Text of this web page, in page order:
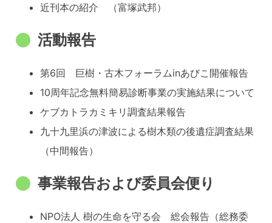
近刊本の紹介 （富塚武邦）
活動報告
第6回 巨樹・古木フォーラムinあびこ開催報告
10周年記念無料簡易診断事業の実施結果について
ケブカトラカミキリ調査結果報告
九十九里浜の津波による樹木類の後遺症調査結果
（中間報告）
事業報告および委員会便り
NPO法人 樹の生命を守る会 総会報告（総務委